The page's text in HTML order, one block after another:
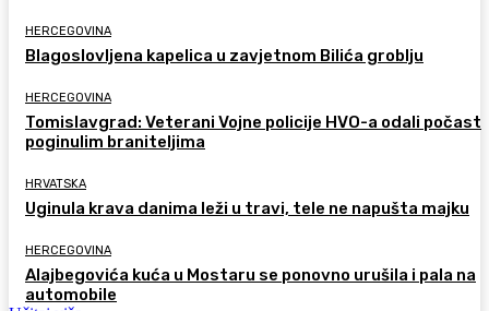
HERCEGOVINA
Blagoslovljena kapelica u zavjetnom Bilića groblju
HERCEGOVINA
Tomislavgrad: Veterani Vojne policije HVO-a odali počast
poginulim braniteljima
HRVATSKA
Uginula krava danima leži u travi, tele ne napušta majku
HERCEGOVINA
Alajbegovića kuća u Mostaru se ponovno urušila i pala na
automobile